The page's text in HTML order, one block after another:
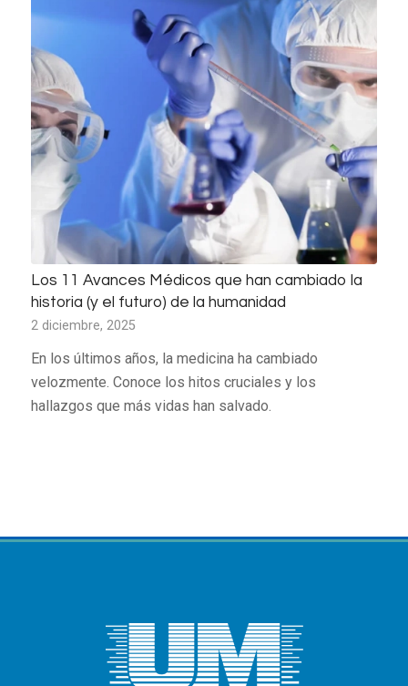
Los 11 Avances Médicos que han cambiado la
historia (y el futuro) de la humanidad
2 diciembre, 2025
En los últimos años, la medicina ha cambiado
velozmente. Conoce los hitos cruciales y los
hallazgos que más vidas han salvado.